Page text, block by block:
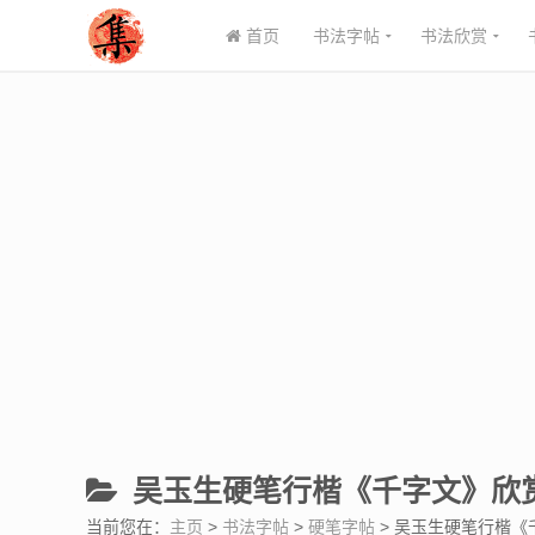
首页 书法字帖 书法欣赏
吴玉生硬笔行楷《千字文》欣
当前您在： 主页 > 书法字帖 > 硬笔字帖 > 吴玉生硬笔行楷《